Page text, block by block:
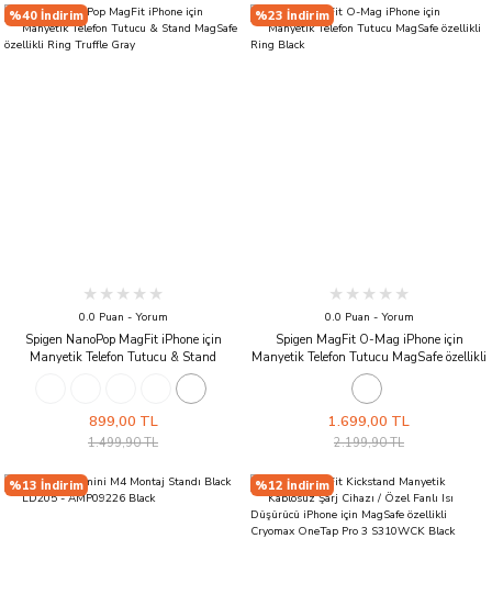
%40 İndirim
0.0 Puan - Yorum
Spigen NanoPop MagFit iPhone için
Manyetik Telefon Tutucu & Stand
MagSafe özellikli Ring Truffle Gray
899,00 TL
1.499,90 TL
%23 İndirim
0.0 Puan - Yorum
Spigen MagFit O-Mag iPhone için
Manyetik Telefon Tutucu MagSafe özellikli
Ring Black
1.699,00 TL
2.199,90 TL
%13 İndirim %12 İndirim